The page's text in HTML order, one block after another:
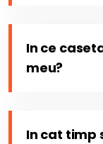
In ce
meu?
In cat timp